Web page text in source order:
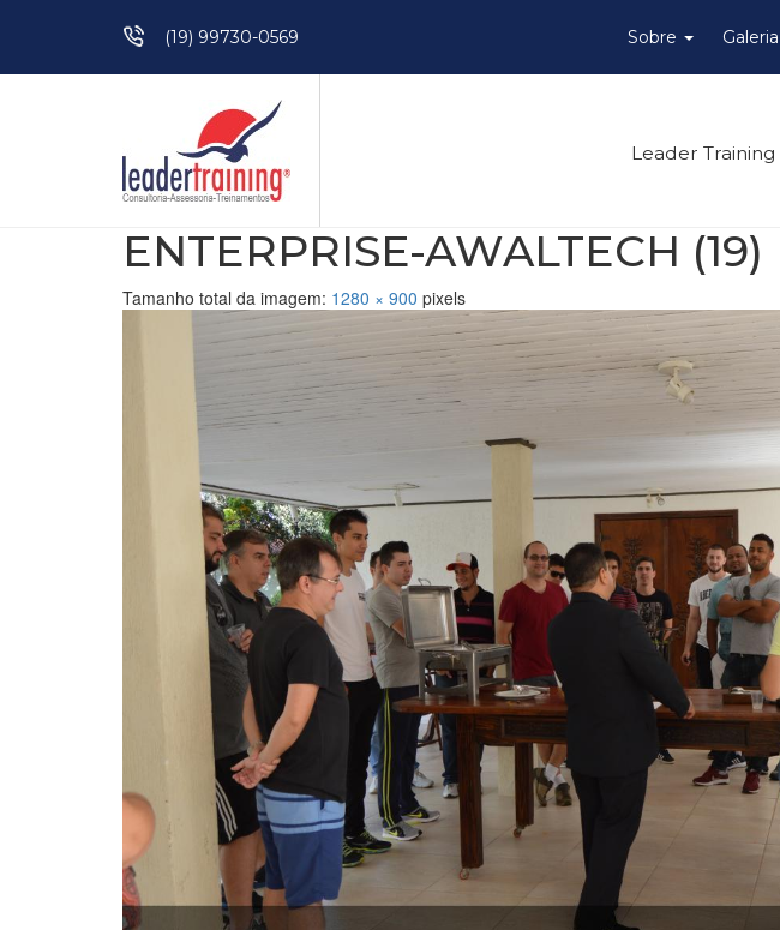
Pular para o conteúdo(19) 99730-0569 Sobre Galeria
Leader Training
ENTERPRISE-AWALTECH (19)
Tamanho total da imagem: 1280 × 900 pixels